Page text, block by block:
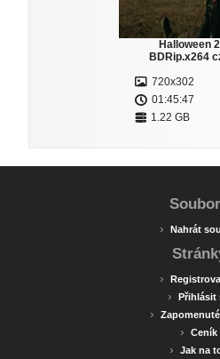
Halloween
BDRip.x264
720x302
01:45:47
1.22 GB
› Nahrát
›
› Přihlásit
›
› Ceník
› Jak na